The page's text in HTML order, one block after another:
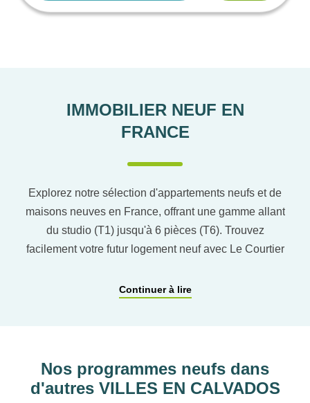
IMMOBILIER NEUF EN
FRANCE
Explorez notre sélection d'appartements neufs et de
maisons neuves en France, offrant une gamme allant
du studio (T1) jusqu'à 6 pièces (T6). Trouvez
facilement votre futur logement neuf avec Le Courtier
pour affiner vos critères. Vous pourrez également
ACCOMPAGNEMENT
Continuer à lire
Nos programmes neufs dans
d'autres VILLES EN CALVADOS